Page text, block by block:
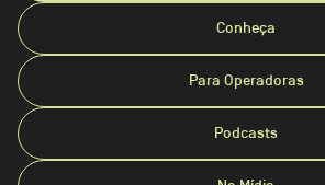
Conheça
Para Operadoras
Podcasts